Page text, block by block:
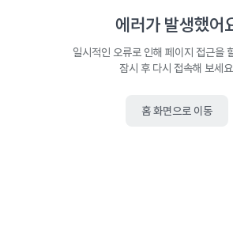
에러가 발생했어
일시적인 오류로 인해 페이지 접근을
잠시 후 다시 접속해 보세
홈 화면으로 이동